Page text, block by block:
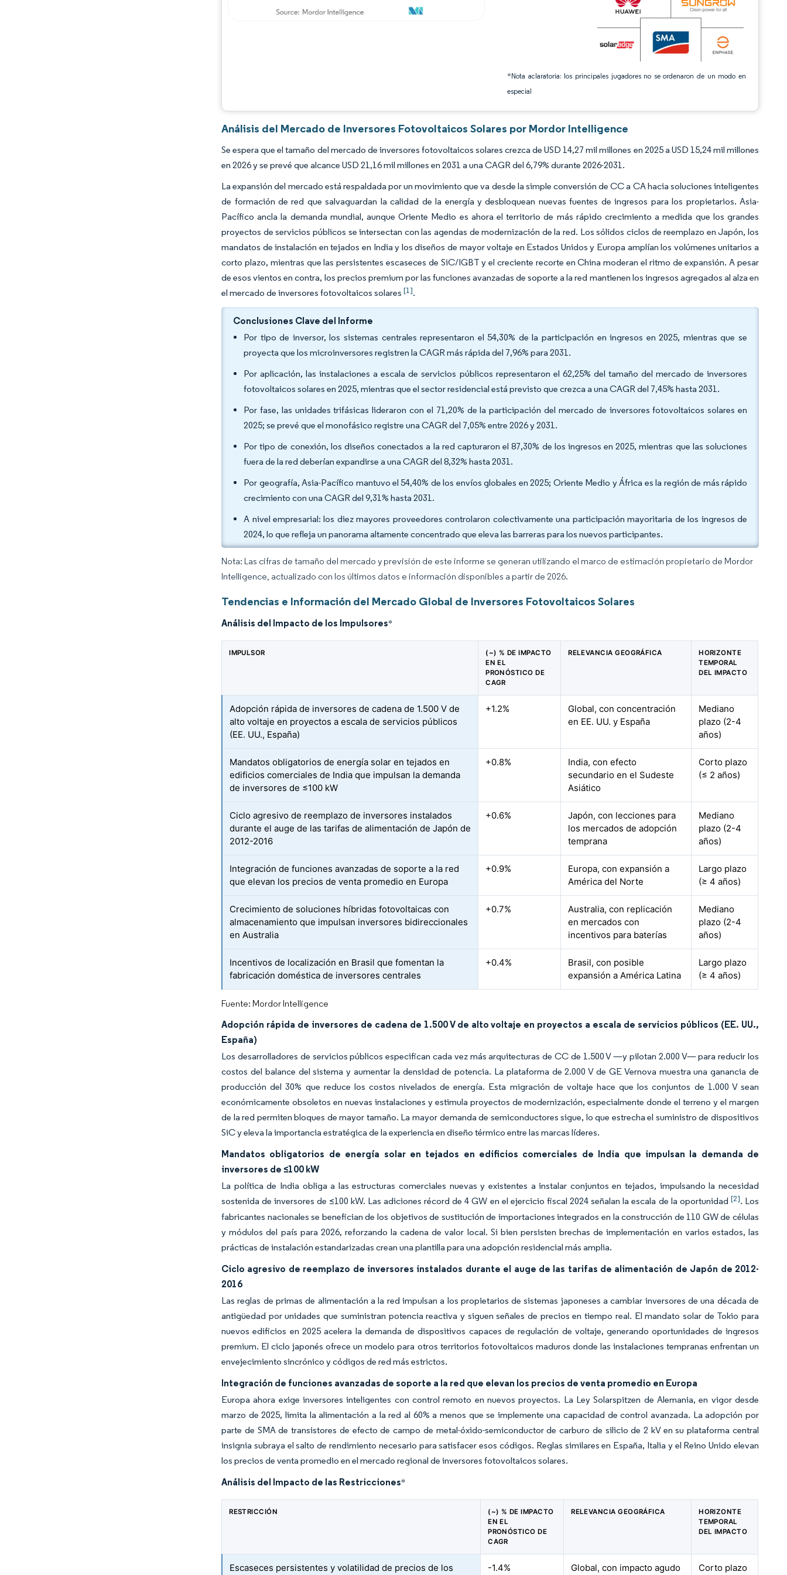
*Nota aclaratoria: los principales jugadores no se ordenaron de un modo en
especial
Análisis del Mercado de Inversores Fotovoltaicos Solares por Mordor Intelligence
Se espera que el tamaño del mercado de inversores fotovoltaicos solares crezca de USD 14,27 mil millones en 2025 a USD 15,24 mil millones
en 2026 y se prevé que alcance USD 21,16 mil millones en 2031 a una CAGR del 6,79% durante 2026-2031.
La expansión del mercado está respaldada por un movimiento que va desde la simple conversión de CC a CA hacia soluciones inteligentes
de formación de red que salvaguardan la calidad de la energía y desbloquean nuevas fuentes de ingresos para los propietarios. Asia-
Pacífico ancla la demanda mundial, aunque Oriente Medio es ahora el territorio de más rápido crecimiento a medida que los grandes
proyectos de servicios públicos se intersectan con las agendas de modernización de la red. Los sólidos ciclos de reemplazo en Japón, los
mandatos de instalación en tejados en India y los diseños de mayor voltaje en Estados Unidos y Europa amplían los volúmenes unitarios a
corto plazo, mientras que las persistentes escaseces de SiC/IGBT y el creciente recorte en China moderan el ritmo de expansión. A pesar
de esos vientos en contra, los precios premium por las funciones avanzadas de soporte a la red mantienen los ingresos agregados al alza en
el mercado de inversores fotovoltaicos solares[1].
Conclusiones Clave del Informe
Por tipo de inversor, los sistemas centrales representaron el 54,30% de la participación en ingresos en 2025, mientras que se
proyecta que los microinversores registren la CAGR más rápida del 7,96% para 2031.
Por aplicación, las instalaciones a escala de servicios públicos representaron el 62,25% del tamaño del mercado de inversores
fotovoltaicos solares en 2025, mientras que el sector residencial está previsto que crezca a una CAGR del 7,45% hasta 2031.
Por fase, las unidades trifásicas lideraron con el 71,20% de la participación del mercado de inversores fotovoltaicos solares en
2025; se prevé que el monofásico registre una CAGR del 7,05% entre 2026 y 2031.
Por tipo de conexión, los diseños conectados a la red capturaron el 87,30% de los ingresos en 2025, mientras que las soluciones
fuera de la red deberían expandirse a una CAGR del 8,32% hasta 2031.
Por geografía, Asia-Pacífico mantuvo el 54,40% de los envíos globales en 2025; Oriente Medio y África es la región de más rápido
crecimiento con una CAGR del 9,31% hasta 2031.
A nivel empresarial: los diez mayores proveedores controlaron colectivamente una participación mayoritaria de los ingresos de
2024, lo que refleja un panorama altamente concentrado que eleva las barreras para los nuevos participantes.
Nota: Las cifras de tamaño del mercado y previsión de este informe se generan utilizando el marco de estimación propietario de Mordor
Intelligence, actualizado con los últimos datos e información disponibles a partir de 2026.
Tendencias e Información del Mercado Global de Inversores Fotovoltaicos Solares
Análisis del Impacto de los Impulsores*
IMPULSOR
(~) % DE IMPACTO
EN EL
PRONÓSTICO DE
CAGR
RELEVANCIA GEOGRÁFICA
HORIZONTE
TEMPORAL
DEL IMPACTO
Adopción rápida de inversores de cadena de 1.500 V de
alto voltaje en proyectos a escala de servicios públicos
(EE. UU., España)
+1.2%
Global, con concentración
en EE. UU. y España
Mediano
plazo (2-4
años)
Mandatos obligatorios de energía solar en tejados en
edificios comerciales de India que impulsan la demanda
de inversores de ≤100 kW
+0.8%
India, con efecto
secundario en el Sudeste
Asiático
Corto plazo
(≤ 2 años)
Ciclo agresivo de reemplazo de inversores instalados
durante el auge de las tarifas de alimentación de Japón de
2012-2016
+0.6%
Japón, con lecciones para
los mercados de adopción
temprana
Mediano
plazo (2-4
años)
Integración de funciones avanzadas de soporte a la red
que elevan los precios de venta promedio en Europa
+0.9%
Europa, con expansión a
América del Norte
Largo plazo
(≥ 4 años)
Crecimiento de soluciones híbridas fotovoltaicas con
almacenamiento que impulsan inversores bidireccionales
en Australia
+0.7%
Australia, con replicación
en mercados con
incentivos para baterías
Mediano
plazo (2-4
años)
Incentivos de localización en Brasil que fomentan la
fabricación doméstica de inversores centrales
+0.4%
Brasil, con posible
expansión a América Latina
Largo plazo
(≥ 4 años)
Fuente: Mordor Intelligence
Adopción rápida de inversores de cadena de 1.500 V de alto voltaje en proyectos a escala de servicios públicos (EE. UU.,
España)
Los desarrolladores de servicios públicos especifican cada vez más arquitecturas de CC de 1.500 V —y pilotan 2.000 V— para reducir los
costos del balance del sistema y aumentar la densidad de potencia. La plataforma de 2.000 V de GE Vernova muestra una ganancia de
producción del 30% que reduce los costos nivelados de energía. Esta migración de voltaje hace que los conjuntos de 1.000 V sean
económicamente obsoletos en nuevas instalaciones y estimula proyectos de modernización, especialmente donde el terreno y el margen
de la red permiten bloques de mayor tamaño. La mayor demanda de semiconductores sigue, lo que estrecha el suministro de dispositivos
SiC y eleva la importancia estratégica de la experiencia en diseño térmico entre las marcas líderes.
Mandatos obligatorios de energía solar en tejados en edificios comerciales de India que impulsan la demanda de
inversores de ≤100 kW
La política de India obliga a las estructuras comerciales nuevas y existentes a instalar conjuntos en tejados, impulsando la necesidad
sostenida de inversores de ≤100 kW. Las adiciones récord de 4 GW en el ejercicio fiscal 2024 señalan la escala de la oportunidad [2]. Los
fabricantes nacionales se benefician de los objetivos de sustitución de importaciones integrados en la construcción de 110 GW de células
y módulos del país para 2026, reforzando la cadena de valor local. Si bien persisten brechas de implementación en varios estados, las
prácticas de instalación estandarizadas crean una plantilla para una adopción residencial más amplia.
Ciclo agresivo de reemplazo de inversores instalados durante el auge de las tarifas de alimentación de Japón de 2012-
2016
Las reglas de primas de alimentación a la red impulsan a los propietarios de sistemas japoneses a cambiar inversores de una década de
antigüedad por unidades que suministran potencia reactiva y siguen señales de precios en tiempo real. El mandato solar de Tokio para
nuevos edificios en 2025 acelera la demanda de dispositivos capaces de regulación de voltaje, generando oportunidades de ingresos
premium. El ciclo japonés ofrece un modelo para otros territorios fotovoltaicos maduros donde las instalaciones tempranas enfrentan un
envejecimiento sincrónico y códigos de red más estrictos.
Integración de funciones avanzadas de soporte a la red que elevan los precios de venta promedio en Europa
Europa ahora exige inversores inteligentes con control remoto en nuevos proyectos. La Ley Solarspitzen de Alemania, en vigor desde
marzo de 2025, limita la alimentación a la red al 60% a menos que se implemente una capacidad de control avanzada. La adopción por
parte de SMA de transistores de efecto de campo de metal-óxido-semiconductor de carburo de silicio de 2 kV en su plataforma central
insignia subraya el salto de rendimiento necesario para satisfacer esos códigos. Reglas similares en España, Italia y el Reino Unido elevan
los precios de venta promedio en el mercado regional de inversores fotovoltaicos solares.
Análisis del Impacto de las Restricciones*
RESTRICCIÓN
(~) % DE IMPACTO
EN EL
PRONÓSTICO DE
CAGR
RELEVANCIA GEOGRÁFICA
HORIZONTE
TEMPORAL
DEL IMPACTO
Escaseces persistentes y volatilidad de precios de los -1.4% Global, con impacto agudo Corto plazo